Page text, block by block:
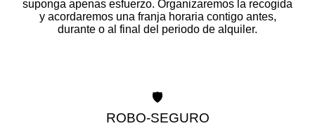
suponga apenas esfuerzo. Organizaremos la recogida
y acordaremos una franja horaria contigo antes,
durante o al final del periodo de alquiler.
🛡️
ROBO-SEGURO